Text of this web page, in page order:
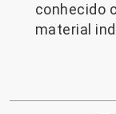
conhecido
material